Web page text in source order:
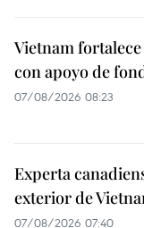
Vietnam
con apoyo de
07/08/2026 08:23
Experta
exterior de
07/08/2026 07:40